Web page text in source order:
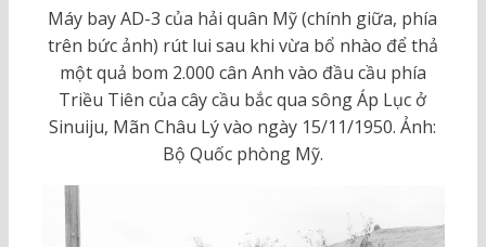
Máy bay AD-3 của hải quân Mỹ (chính giữa, phía
trên bức ảnh) rút lui sau khi vừa bổ nhào để thả
một quả bom 2.000 cân Anh vào đầu cầu phía
Triều Tiên của cây cầu bắc qua sông Áp Lục ở
Sinuiju, Mãn Châu Lý vào ngày 15/11/1950. Ảnh:
Bộ Quốc phòng Mỹ.